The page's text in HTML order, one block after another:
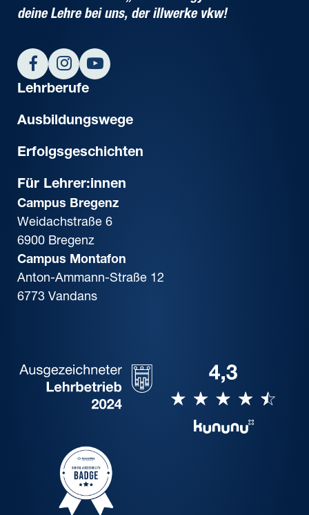
deine Lehre bei uns, der illwerke vkw!
Lehrberufe
Ausbildungs­wege
Erfolgs­geschichten
Für Lehrer:innen
Campus Bregenz
Weidachstraße 6
6900 Bregenz
Campus Montafon
Anton-Ammann-Straße 12
6773 Vandans